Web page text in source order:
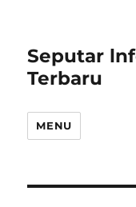
Seputar
Terbaru
MENU